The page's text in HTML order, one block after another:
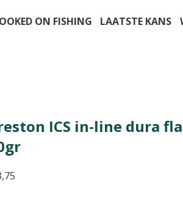
ON FISHING LAATSTE KANS
ICS in-line dura